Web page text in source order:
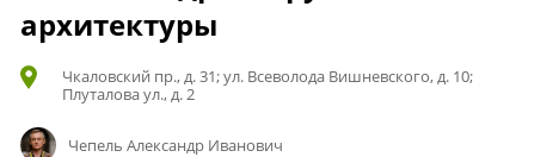
архитектуры
Чкаловский пр., д. 31; ул. Всеволода Вишневского, д. 10;
Плуталова ул., д. 2
Чепель Александр Иванович